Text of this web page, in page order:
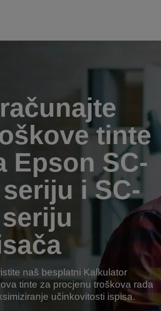
tinte
Epson SC-
seriju i SC-
naš besplatni Kalkulator
tinte za procjenu troškova rada
učinkovitosti ispisa.